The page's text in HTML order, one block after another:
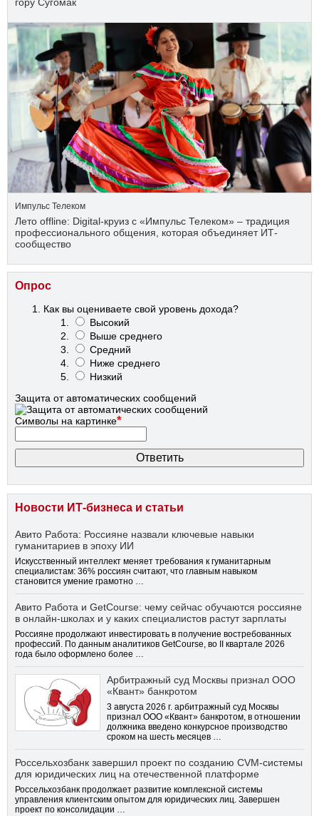
гору Сугомак
Импульс Телеком
Лето offline: Digital-круиз с «Импульс Телеком» – традиция
профессионального общения, которая объединяет ИТ-
сообщество
Опрос
Как вы оцениваете свой уровень дохода?
Высокий
Выше среднего
Средний
Ниже среднего
Низкий
Защита от автоматических сообщений
Символы на картинке*
Новости ИТ-бизнеса и статьи
Авито Работа: Россияне назвали ключевые навыки
гуманитариев в эпоху ИИ
Искусственный интеллект меняет требования к гуманитарным
специалистам: 36% россиян считают, что главным навыком
становится умение грамотно …
Авито Работа и GetCourse: чему сейчас обучаются россияне
в онлайн-школах и у каких специалистов растут зарплаты
Россияне продолжают инвестировать в получение востребованных
профессий. По данным аналитиков GetCourse, во II квартале 2026
года было оформлено более …
Арбитражный суд Москвы признал ООО
«Квант» банкротом
3 августа 2026 г. арбитражный суд Москвы
признал ООО «Квант» банкротом, в отношении
должника введено конкурсное производство
сроком на шесть месяцев …
Россельхозбанк завершил проект по созданию CVM-системы
для юридических лиц на отечественной платформе
Россельхозбанк продолжает развитие комплексной системы
управления клиентским опытом для юридических лиц. Завершен
проект по консолидации …